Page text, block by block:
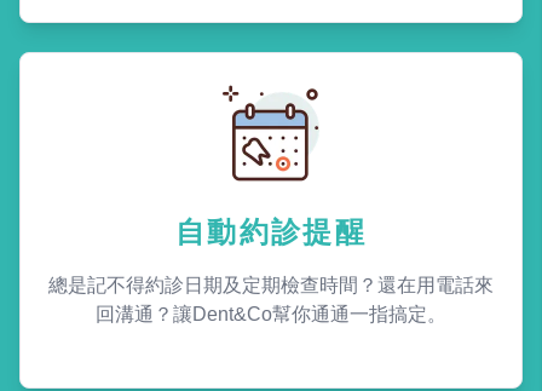
自動約診提醒
總是記不得約診日期及定期檢查時間？還在用電話來
回溝通？讓Dent&Co幫你通通一指搞定。